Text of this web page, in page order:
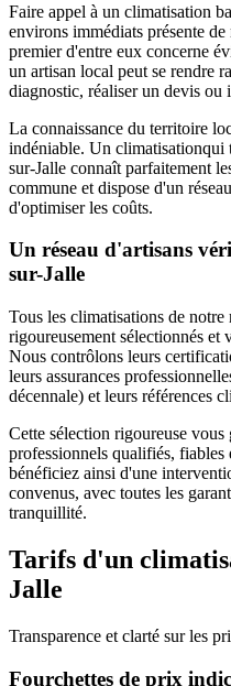
Faire appel à un climatisation
environs immédiats présente
premier d'entre eux concerne
un artisan local peut se rendre
diagnostic, réaliser un devis ou
La connaissance du territoire
indéniable. Un climatisationqui
sur-Jalle connaît parfaitement
commune et dispose d'un
d'optimiser les coûts.
Un réseau d'artisans
sur-Jalle
Tous les climatisations de notre
rigoureusement sélectionnés et
Nous contrôlons leurs
leurs assurances
décennale) et leurs références
Cette sélection rigoureuse
professionnels qualifiés,
bénéficiez ainsi d'une
convenus, avec toutes les
tranquillité.
Tarifs d'un
Jalle
Transparence et clarté sur les
Fourchettes de prix